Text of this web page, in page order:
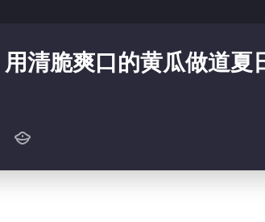
用清脆爽口的黄瓜做道夏